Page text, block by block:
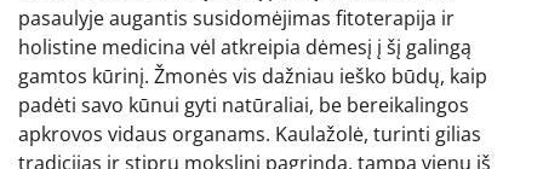
pasaulyje augantis susidomėjimas fitoterapija ir
holistine medicina vėl atkreipia dėmesį į šį galingą
gamtos kūrinį. Žmonės vis dažniau ieško būdų, kaip
padėti savo kūnui gyti natūraliai, be bereikalingos
apkrovos vidaus organams. Kaulažolė, turinti gilias
tradicijas ir stiprų mokslinį pagrindą, tampa vienu iš